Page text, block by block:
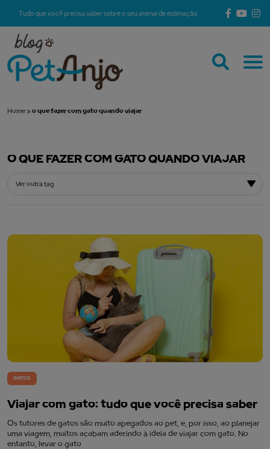
Tudo que você precisa saber sobre o seu animal de estimação
Home » o que fazer com gato quando viajar
O QUE FAZER COM GATO QUANDO VIAJAR
GATOS
Viajar com gato: tudo que você precisa saber
Os tutores de gatos são muito apegados ao pet, e, por isso, ao planejar
uma viagem, muitos acabam aderindo à ideia de viajar com gato. No
entanto, levar o gato